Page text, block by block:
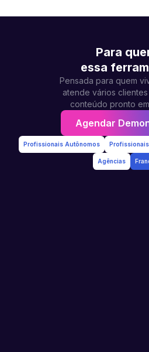
Para
essa
Pensada para quem
atende vários
conteúdo pronto
Agendar
Profissionais Autônomos
Agências